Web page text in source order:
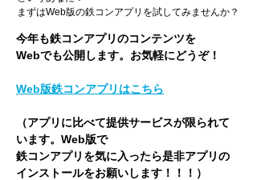
​まずはWeb版の鉄コンアプリを試してみませんか？
今年も鉄コンアプリのコンテンツを
Webでも公開します。お気軽にどうぞ！
Web版鉄コンアプリはこちら
（アプリに比べて提供サービスが限られて
います。Web版で
鉄コンアプリを気に入ったら是非アプリの
インストールをお願いします！！！）